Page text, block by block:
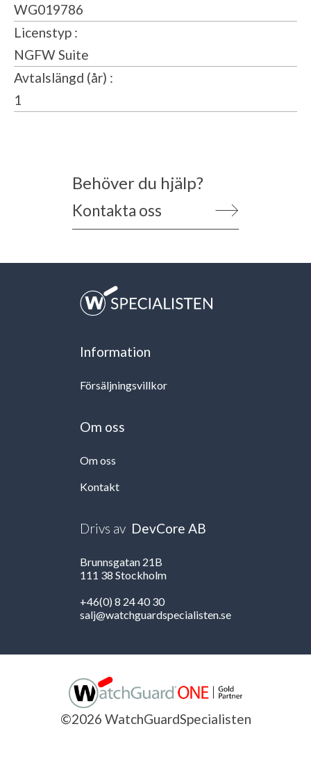
WG019786
Licenstyp
NGFW Suite
Avtalslängd (år)
1
Behöver du hjälp?
Kontakta oss
Information
Försäljningsvillkor
Om oss
Om oss
Kontakt
Drivs av DevCore AB
Brunnsgatan 21B
111 38 Stockholm
+46(0) 8 24 40 30
salj@watchguardspecialisten.se
©2026 WatchGuardSpecialisten